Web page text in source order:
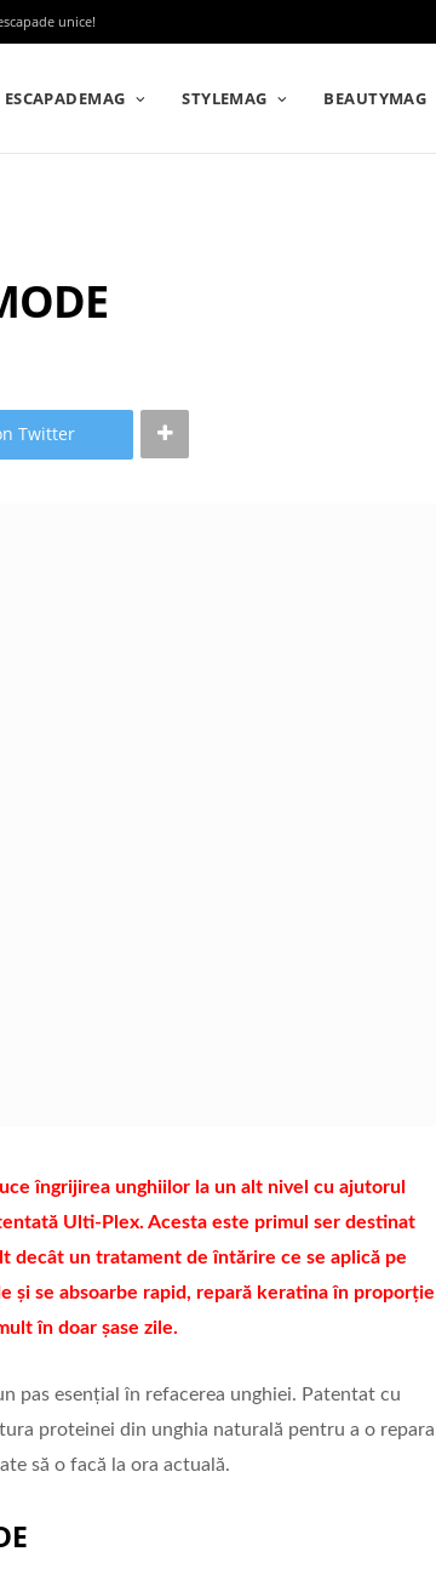
unice!
ESCAPADEMAG STYLEMAG BEAUTYMAG
Twitter
îngrijirea unghiilor la un alt nivel cu ajutorul
Ulti-Plex. Acesta este primul ser destinat
decât un tratament de întărire ce se aplică pe
și se absoarbe rapid, repară keratina în proporție
în doar șase zile.
pas esențial în refacerea unghiei. Patentat cu
proteinei din unghia naturală pentru a o repara
să o facă la ora actuală.